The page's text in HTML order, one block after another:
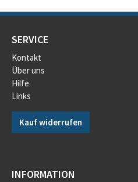
SERVICE
Kontakt
Über uns
Hilfe
Links
Kauf widerrufen
INFORMATION